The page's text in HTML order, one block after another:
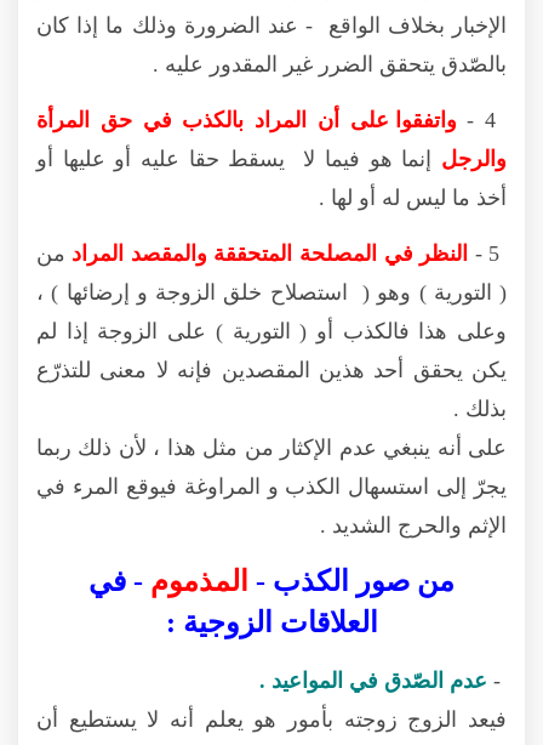
الإخبار بخلاف الواقع - عند الضرورة وذلك ما إذا كان
بالصّدق يتحقق الضرر غير المقدور عليه .
واتفقوا على أن المراد بالكذب في حق المرأة
والرجل إنما هو فيما لا يسقط حقا عليه أو عليها أو
أخذ ما ليس له أو لها .
النظر في المصلحة المتحققة والمقصد المراد من
( التورية ) وهو ( استصلاح خلق الزوجة و إرضائها ) ،
وعلى هذا فالكذب أو ( التورية ) على الزوجة إذا لم
يكن يحقق أحد هذين المقصدين فإنه لا معنى للتذرّع
بذلك .
على أنه ينبغي عدم الإكثار من مثل هذا ، لأن ذلك ربما
يجرّ إلى استسهال الكذب و المراوغة فيوقع المرء في
الإثم والحرج الشديد .
من صور الكذب - المذموم - في
العلاقات الزوجية :
- عدم الصّدق في المواعيد .
فيعد الزوج زوجته بأمور هو يعلم أنه لا يستطيع أن